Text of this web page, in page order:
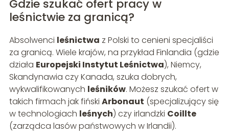
Gdzie szukać ofert pracy w
leśnictwie za granicą?
Absolwenci leśnictwa z Polski to cenieni specjaliści
za granicą. Wiele krajów, na przykład Finlandia (gdzie
działa Europejski Instytut Leśnictwa), Niemcy,
Skandynawia czy Kanada, szuka dobrych,
wykwalifikowanych leśników. Możesz szukać ofert w
takich firmach jak fiński Arbonaut (specjalizujący się
w technologiach leśnych) czy irlandzki Coillte
(zarządca lasów państwowych w Irlandii).